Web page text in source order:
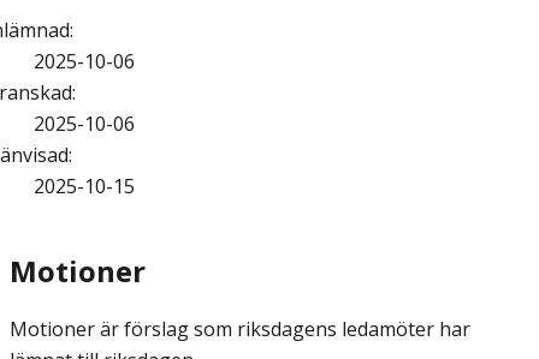
:
2025-10-06
:
2025-10-06
:
2025-10-15
Motioner
Motioner är förslag som riksdagens ledamöter har